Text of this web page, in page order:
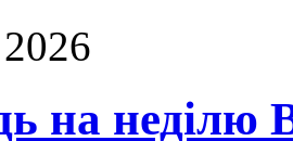
на неділю